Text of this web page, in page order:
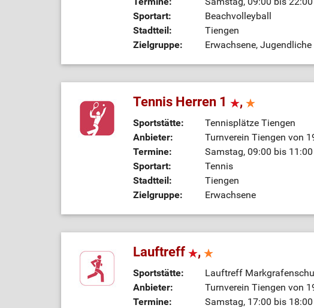
Sportart:
Beachvolleyball
Stadtteil:
Tiengen
Zielgruppe:
Erwachsene,
Tennis Herren 1 ,
Sportstätte:
Tennisplätze Tiengen
Anbieter:
Turnverein Tiengen von
Termine:
Samstag, 09:00 bis 11:00
Sportart:
Tennis
Stadtteil:
Tiengen
Zielgruppe:
Erwachsene
Lauftreff ,
Sportstätte:
Lauftreff
Anbieter:
Turnverein Tiengen von
Termine:
Samstag, 17:00 bis 18:00